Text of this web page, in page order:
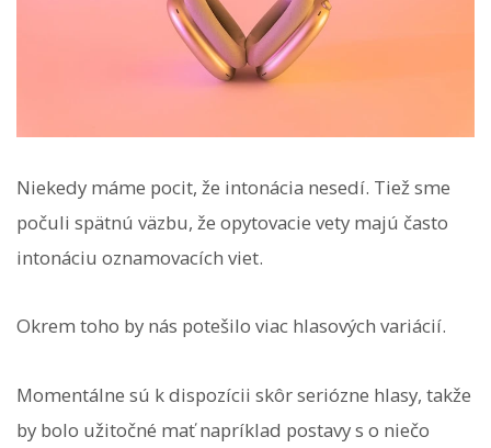
Niekedy máme pocit, že intonácia nesedí. Tiež sme
počuli spätnú väzbu, že opytovacie vety majú často
intonáciu oznamovacích viet.
Okrem toho by nás potešilo viac hlasových variácií.
Momentálne sú k dispozícii skôr seriózne hlasy, takže
by bolo užitočné mať napríklad postavy s o niečo